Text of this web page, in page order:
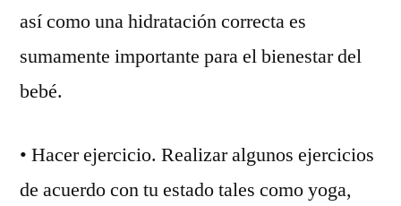
así como una hidratación correcta es
sumamente importante para el bienestar del
bebé.
• Hacer ejercicio. Realizar algunos ejercicios
de acuerdo con tu estado tales como yoga,